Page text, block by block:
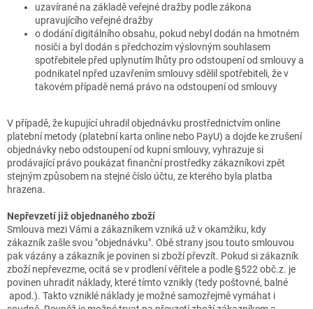
uzavírané na základě veřejné dražby podle zákona
upravujícího veřejné dražby
o dodání digitálního obsahu, pokud nebyl dodán na hmotném
nosiči a byl dodán s předchozím výslovným souhlasem
spotřebitele před uplynutím lhůty pro odstoupení od smlouvy a
podnikatel npřed uzavřením smlouvy sdělil spotřebiteli, že v
takovém případě nemá právo na odstoupení od smlouvy
V případě, že kupující uhradil objednávku prostřednictvím online
platební metody (platební karta online nebo PayU) a dojde ke zrušení
objednávky nebo odstoupení od kupní smlouvy, vyhrazuje si
prodávající právo poukázat finanční prostředky zákazníkovi zpět
stejným způsobem na stejné číslo účtu, ze kterého byla platba
hrazena.
Nepřevzetí již objednaného zboží
Smlouva mezi Vámi a zákazníkem vzniká už v okamžiku, kdy
zákazník zašle svou "objednávku". Obě strany jsou touto smlouvou
pak vázány a zákazník je povinen si zboží převzít. Pokud si zákazník
zboží nepřevezme, ocitá se v prodlení věřitele a podle §522 obč.z. je
povinen uhradit náklady, které tímto vznikly (tedy poštovné, balné
apod.). Takto vzniklé náklady je možné samozřejmě vymáhat i